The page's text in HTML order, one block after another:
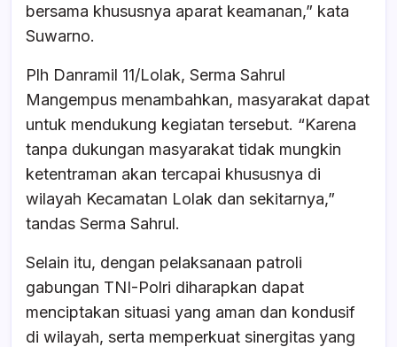
bersama khususnya aparat keamanan,” kata
Suwarno.
Plh Danramil 11/Lolak, Serma Sahrul
Mangempus menambahkan, masyarakat dapat
untuk mendukung kegiatan tersebut. “Karena
tanpa dukungan masyarakat tidak mungkin
ketentraman akan tercapai khususnya di
wilayah Kecamatan Lolak dan sekitarnya,”
tandas Serma Sahrul.
Selain itu, dengan pelaksanaan patroli
gabungan TNI-Polri diharapkan dapat
menciptakan situasi yang aman dan kondusif
di wilayah, serta memperkuat sinergitas yang